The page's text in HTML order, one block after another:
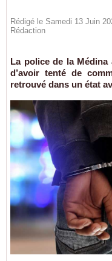
Rédigé le Samedi 13 Juin
Rédaction
La police de la
d’avoir tenté de
retrouvé dans un état